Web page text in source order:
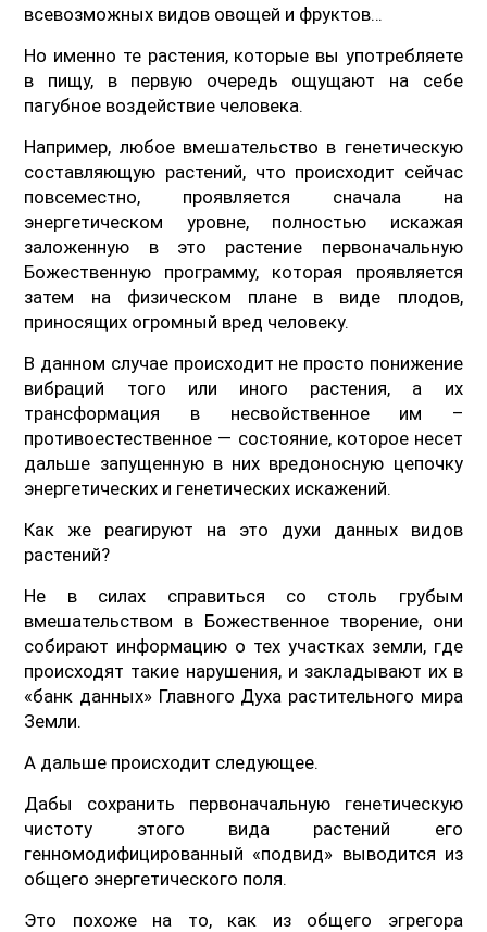
всевозможных видов овощей и фруктов…
Но именно те растения, которые вы употребляете
в пищу, в первую очередь ощущают на себе
пагубное воздействие человека.
Например, любое вмешательство в генетическую
составляющую растений, что происходит сейчас
повсеместно, проявляется сначала на
энергетическом уровне, полностью искажая
заложенную в это растение первоначальную
Божественную программу, которая проявляется
затем на физическом плане в виде плодов,
приносящих огромный вред человеку.
В данном случае происходит не просто понижение
вибраций того или иного растения, а их
трансформация в несвойственное им –
противоестественное — состояние, которое несет
дальше запущенную в них вредоносную цепочку
энергетических и генетических искажений.
Как же реагируют на это духи данных видов
растений?
Не в силах справиться со столь грубым
вмешательством в Божественное творение, они
собирают информацию о тех участках земли, где
происходят такие нарушения, и закладывают их в
«банк данных» Главного Духа растительного мира
Земли.
А дальше происходит следующее.
Дабы сохранить первоначальную генетическую
чистоту этого вида растений его
генномодифицированный «подвид» выводится из
общего энергетического поля.
Это похоже на то, как из общего эгрегора